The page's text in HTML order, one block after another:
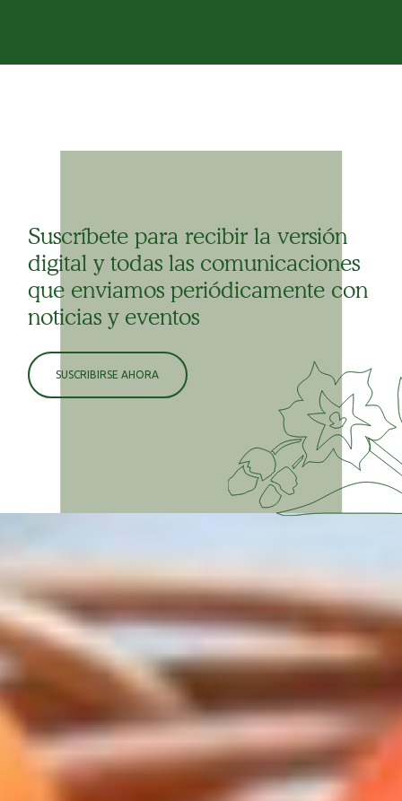
Suscríbete para recibir la versión
digital y todas las comunicaciones
que enviamos periódicamente con
noticias y eventos
SUSCRIBIRSE AHORA